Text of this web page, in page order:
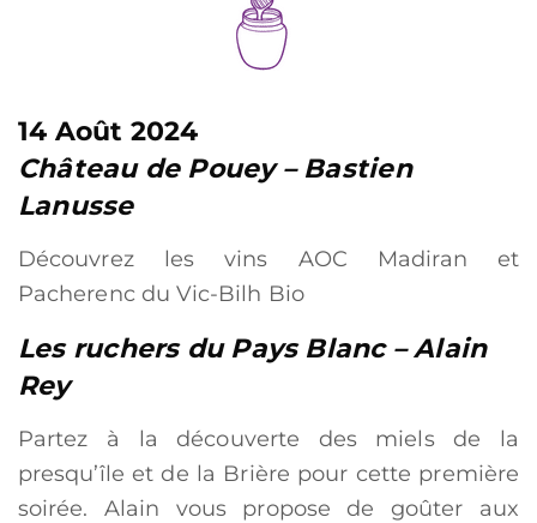
14 Août 2024
Château de Pouey – Bastien
Lanusse
Découvrez les vins AOC Madiran et
Pacherenc du Vic-Bilh Bio
Les ruchers du Pays Blanc – Alain
Rey
Partez à la découverte des miels de la
presqu’île et de la Brière pour cette première
soirée. Alain vous propose de goûter aux